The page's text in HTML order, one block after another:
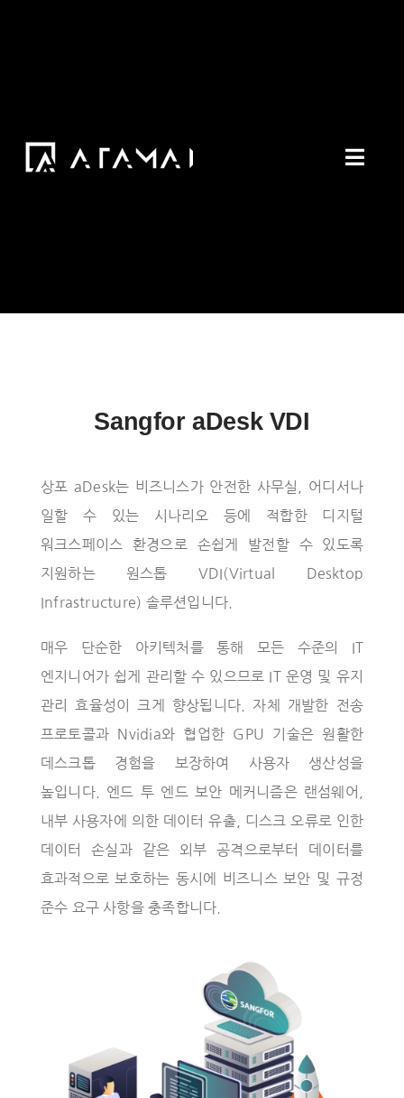
About Us
Career
Sangfor aDesk VDI
상포 aDesk는 비즈니스가 안전한 사무실, 어디서나
일할 수 있는 시나리오 등에 적합한 디지털
워크스페이스 환경으로 손쉽게 발전할 수 있도록
지원하는 원스톱 VDI(Virtual Desktop
Infrastructure) 솔루션입니다.
매우 단순한 아키텍처를 통해 모든 수준의 IT
엔지니어가 쉽게 관리할 수 있으므로 IT 운영 및 유지
관리 효율성이 크게 향상됩니다. 자체 개발한 전송
프로토콜과 Nvidia와 협업한 GPU 기술은 원활한
데스크톱 경험을 보장하여 사용자 생산성을
높입니다. 엔드 투 엔드 보안 메커니즘은 랜섬웨어,
내부 사용자에 의한 데이터 유출, 디스크 오류로 인한
데이터 손실과 같은 외부 공격으로부터 데이터를
효과적으로 보호하는 동시에 비즈니스 보안 및 규정
준수 요구 사항을 충족합니다.